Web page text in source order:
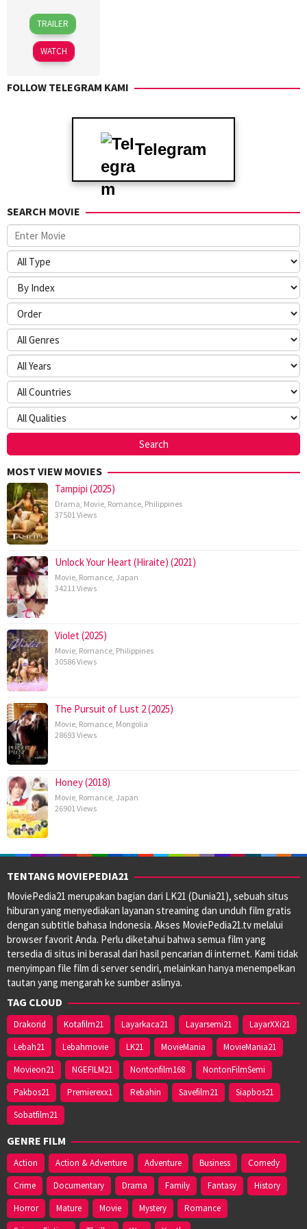
21
Dec
2018
TRAILER
WATCH
FOLLOW TELEGRAM KAMI
Telegram
SEARCH MOVIE
MOST VIEW MOVIES
Tampipi (2025)
Drama Movie Romance Philippines
37501 Views
Unlock Your Heart (Hiraite) (2021)
Movie Romance Japan
34211 Views
Violet (2025)
Movie Romance Philippines
30586 Views
The Pursuit of Lust 2 (2025)
Movie Romance Mongolia
28693 Views
Honey (2018)
Movie Romance Japan
26901 Views
TENTANG MOVIEPEDIA21
MoviePedia21 merupakan bagian dari LK21 (Dunia21), sebuah situs
hiburan yang menyediakan layanan streaming dan unduh film gratis
dengan subtitle bahasa Indonesia. Akses MoviePedia21.tv melalui
browser favorit Anda. Perlu diketahui bahwa semua film yang
tersedia di situs ini berasal dari hasil pencarian di internet. Kami tidak
menyimpan file film di server sendiri, melainkan hanya menempelkan
tautan yang mengarah ke sumber aslinya.
TAG CLOUD
Drakorid Kotafilm21 Layarkaca21 Layarsemi21
LayarXXi21
Lebah21
Lebahmovie LK21 MovieMania
MovieMania21
Movieon21
NGEFILM21 Nontonfilm168
NontonFilmSemi
Pakbos21
Premierexx1 Rebahin Savefilm21
Siapbos21
Sobatfilm21
GENRE FILM
Action Action & Adventure Adventure Business
Comedy
Crime
Documentary Drama Family Fantasy
History
Horror
Mature Movie Mystery
Romance